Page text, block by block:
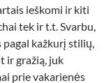
ieškomi ir kiti
tek ir t.t. Svarbu,
kažkurį stilių,
ir gražią, juk
prie vakarienės